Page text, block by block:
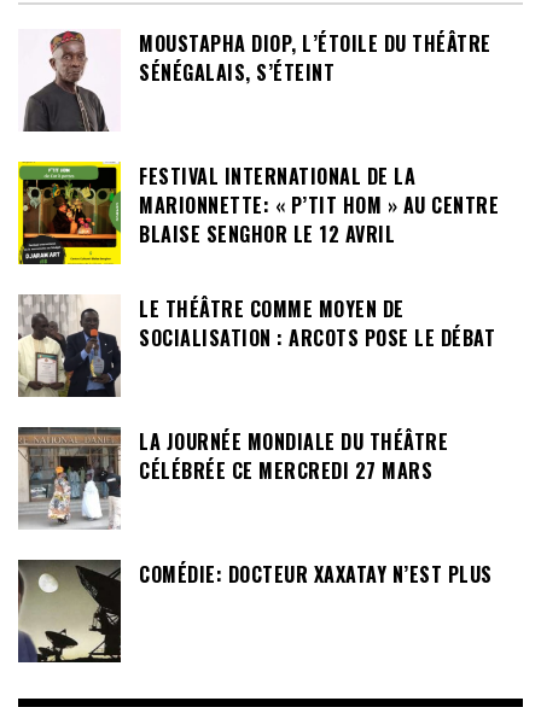
MOUSTAPHA DIOP, L’ÉTOILE DU THÉÂTRE
SÉNÉGALAIS, S’ÉTEINT
FESTIVAL INTERNATIONAL DE LA
MARIONNETTE: « P’TIT HOM » AU CENTRE
BLAISE SENGHOR LE 12 AVRIL
LE THÉÂTRE COMME MOYEN DE
SOCIALISATION : ARCOTS POSE LE DÉBAT
LA JOURNÉE MONDIALE DU THÉÂTRE
CÉLÉBRÉE CE MERCREDI 27 MARS
COMÉDIE: DOCTEUR XAXATAY N’EST PLUS